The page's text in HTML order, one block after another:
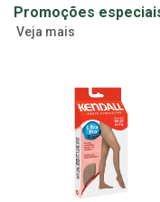
Promoções
Veja mais